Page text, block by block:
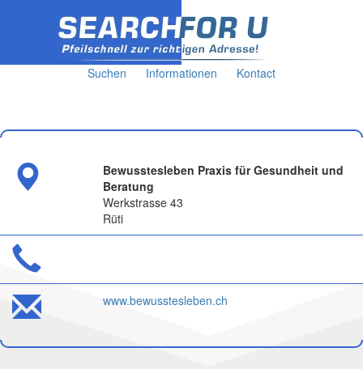
Suchen Informationen Kontact
Bewusstesleben Praxis für Gesundheit und
Beratung
Werkstrasse 43
Rüti
www.bewusstesleben.ch